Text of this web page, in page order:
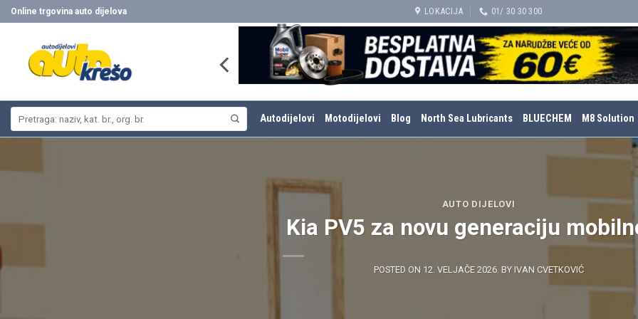
Skip
to
Online trgovina auto dijelova LOKACIJA 01/ 30 30 300
Autodijelovi Motodijelovi Blog North Sea Lubricants BLUECHEM M8 Solution
AUTO DIJELOVI
Kia PV5 za novu generaciju
POSTED ON 12. VELJAČE 2026. BY IVAN CVETKOVIĆ